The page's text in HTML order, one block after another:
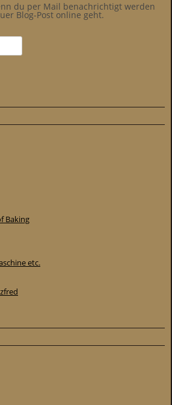
du per Mail benachrichtigt werden
Blog-Post online geht.
Baking
etc.